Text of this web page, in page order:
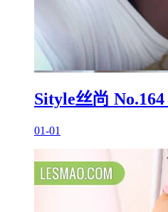
Sityle丝尚
01-01